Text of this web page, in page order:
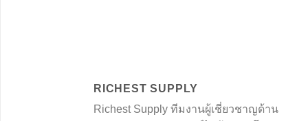
RICHEST SUPPLY
Richest Supply ทีมงานผู้เชี่ยวชาญด้าน